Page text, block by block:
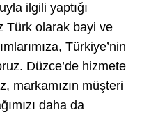
ilgili yaptığı
Türk olarak bayi ve
Türkiye’nin
Düzce’de hizmete
markamızın müşteri
daha da